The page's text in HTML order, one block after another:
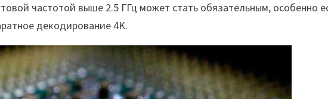
частотой выше 2.5 ГГц может стать обязательным, особенно
декодирование 4K.